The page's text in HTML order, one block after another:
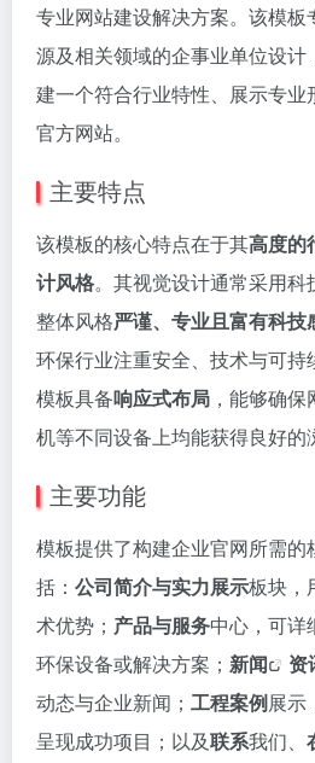
专业网站建设解决方案。该模
源及相关领域的企事业单位设
建一个符合行业特性、展示专
官方网站。
主要特点
该模板的核心特点在于其高度的
计风格。其视觉设计通常采用科
整体风格严谨、专业且富有科技
环保行业注重安全、技术与可持
模板具备响应式布局 ，能够确
机等不同设备上均能获得良好的
主要功能
模板提供了构建企业官网所需
括： 公司简介与实力展示板块，
术优势； 产品与服务中心，可详
环保设备或解决方案； 新闻 资
动态与企业新闻； 工程案例展示
呈现成功项目；以及联系我们、